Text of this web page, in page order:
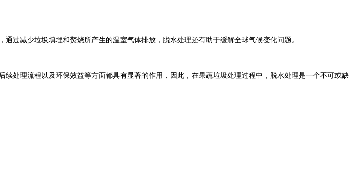
减少垃圾填埋和焚烧所产生的温室气体排放，脱水处理还有助于缓解全球气候变化问题。
理流程以及环保效益等方面都具有显著的作用，因此，在果蔬垃圾处理过程中，脱水处理是一个不可或缺